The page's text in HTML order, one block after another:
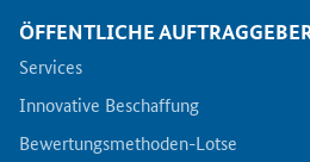
ÖFFENTLICHE
Services
Innovative Beschaffung
Bewertungsmethoden-Lotse